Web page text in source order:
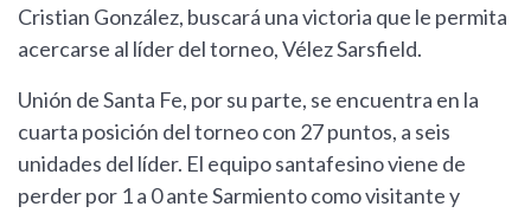
Cristian González, buscará una victoria que le permita
acercarse al líder del torneo, Vélez Sarsfield.
Unión de Santa Fe, por su parte, se encuentra en la
cuarta posición del torneo con 27 puntos, a seis
unidades del líder. El equipo santafesino viene de
perder por 1 a 0 ante Sarmiento como visitante y